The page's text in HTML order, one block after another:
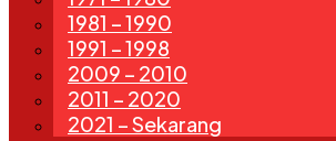
1981 – 1990
1991 – 1998
2009 – 2010
2011 – 2020
2021 – Sekarang